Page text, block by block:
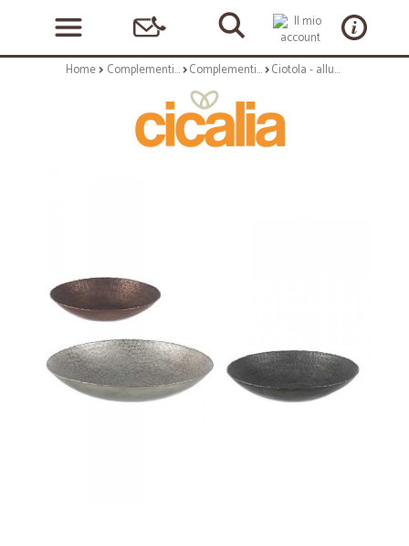
Home Complementi arredo Complementi ad appoggio Ciotola - alluminio lavorato a mano - bassa m - serie graceful